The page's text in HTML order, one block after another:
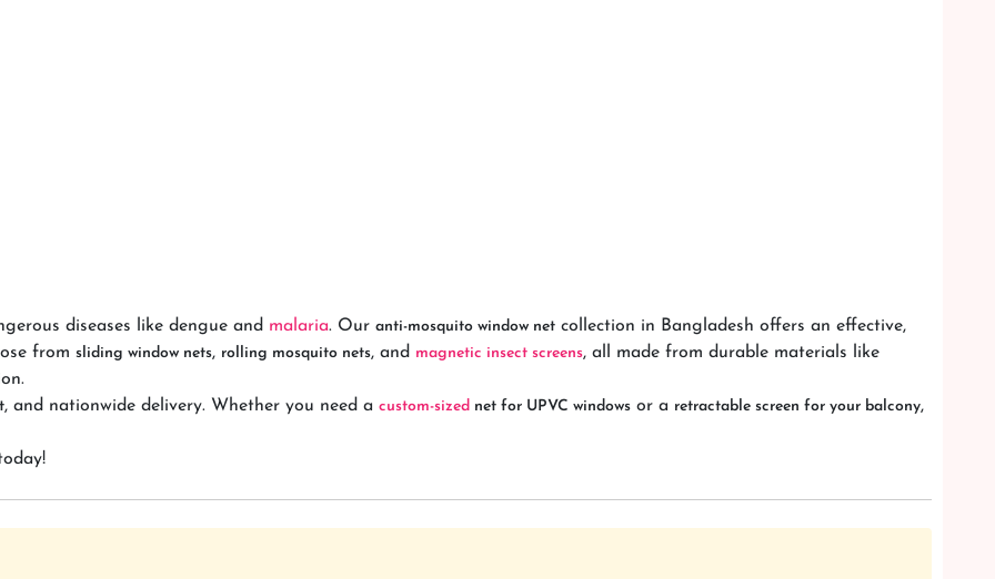
diseases like dengue and malaria. Our anti-mosquito window net collection in Bangladesh offers an effective,
from sliding window nets, rolling mosquito nets, and magnetic insect screens, all made from durable materials like
, and nationwide delivery. Whether you need a custom-sized net for UPVC windows or a retractable screen for your balcony,